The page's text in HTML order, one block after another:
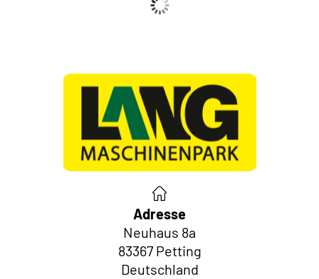
Adresse
Neuhaus 8a
83367 Petting
Deutschland